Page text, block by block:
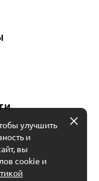
улучшить
и
вы
cookie и